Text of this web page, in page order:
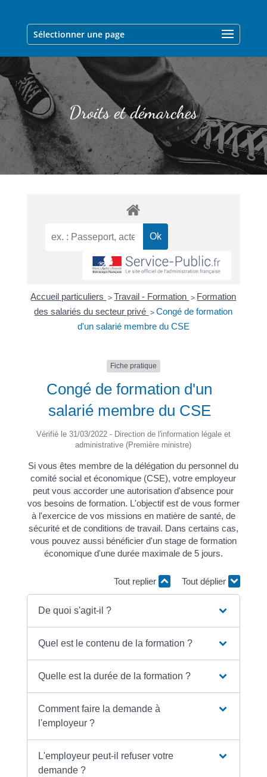
Sélectionner une page
Droits et démarches
Accueil particuliers > Travail - Formation > Formation
des salariés du secteur privé > Congé de formation
d'un salarié membre du CSE
Fiche pratique
Congé de formation d'un
salarié membre du CSE
Vérifié le 31/03/2022 - Direction de l'information légale et
administrative (Première ministre)
Si vous êtes membre de la délégation du personnel du
comité social et économique (CSE), votre employeur
peut vous accorder une autorisation d'absence pour
vos besoins de formation. L'objectif est de vous former
à l'exercice de vos missions en matière de santé, de
sécurité et de conditions de travail. Dans certains cas,
vous pouvez aussi bénéficier d'un stage de formation
économique d'une durée maximale de 5 jours.
Tout replier Tout déplier
De quoi s'agit-il ?
Quel est le contenu de la formation ?
Quelle est la durée de la formation ?
Comment faire la demande à
l'employeur ?
L'employeur peut-il refuser votre
demande ?